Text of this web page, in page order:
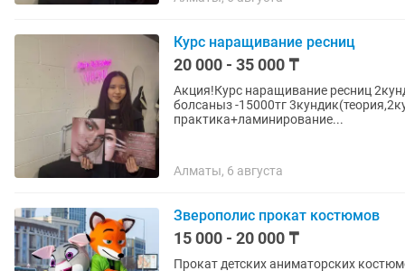
Курс наращивание ресниц
20 000 - 35 000 ₸
Акция!Курс наращивание ресниц 2кундик(теория,практика)-20000тг Подруганызбен окитын
болсаныз -15000тг 3кундик(теория,2кун практика)-27000 3кундик(теория,2кун
практика+ламинирование...
Алматы, 6 августа
Зверополис прокат костюмов
15 000 - 20 000 ₸
Прокат детских аниматорских костюмов в Астане! Хотите добавить